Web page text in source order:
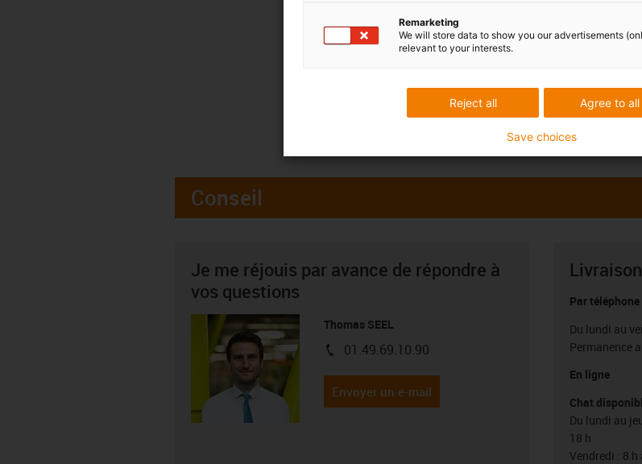
Conseil
Je me réjouis par avance de répondre à
vos questions
Thomas SEEL
igus-icon-phone
01.49.69.10.90
Envoyer un e-mail
Par téléphone
Du lundi au
Permanence
En ligne
Chat
Du lundi au
18 h
Vendredi : 8 h
Remarketing
We will store data to show you our advertisements
relevant to your interests.
Agree to all
Reject all
Save choices